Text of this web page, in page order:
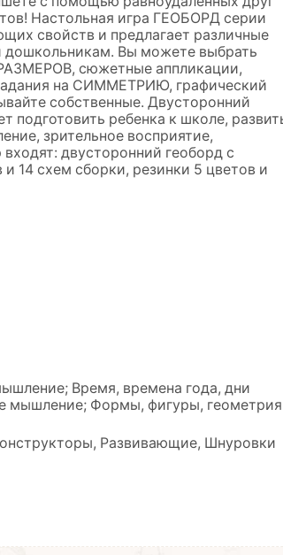
Настольная игра ГЕОБОРД серии
свойств и предлагает различные
дошкольникам. Вы можете выбрать
сюжетные аппликации,
на СИММЕТРИЮ, графический
собственные. Двусторонний
ребенка к школе,
зрительное восприятие,
двусторонний геоборд с
14 схем сборки, резинки 5 цветов и
Время, времена года, дни
мышление; Формы, фигуры,
Развивающие, Шнуровки